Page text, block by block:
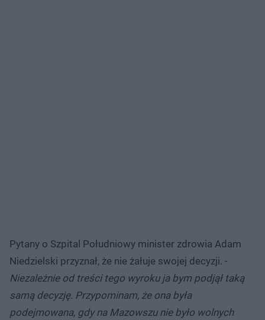
Pytany o Szpital Południowy minister zdrowia Adam
Niedzielski przyznał, że nie żałuje swojej decyzji. -
Niezależnie od treści tego wyroku ja bym podjął taką
samą decyzję. Przypominam, że ona była
podejmowana, gdy na Mazowszu nie było wolnych